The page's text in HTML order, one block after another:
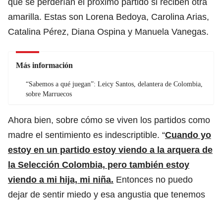
amarilla. Estas son Lorena Bedoya, Carolina Arias,
Catalina Pérez, Diana Ospina y Manuela Vanegas.
Más información
“Sabemos a qué juegan”: Leicy Santos, delantera de Colombia,
sobre Marruecos
Ahora bien, sobre cómo se viven los partidos como
madre el sentimiento es indescriptible. “Cuando yo
estoy en un partido estoy viendo a la arquera de
la Selección Colombia, pero también estoy
viendo a mi hija, mi niña. Entonces no puedo
dejar de sentir miedo y esa angustia que tenemos